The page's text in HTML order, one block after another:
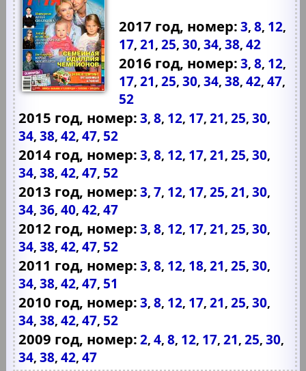
2017 год, номер: 3,8, 12,
17,21,25,30,34,38,42
2016 год, номер: 3,8, 12,
17,21,25,30,34,38,42,47,
52
2015 год, номер: 3,8, 12, 17,21,25,30,
34,38,42,47, 52
2014 год, номер: 3,8, 12, 17,21,25,30,
34,38,42,47, 52
2013 год, номер: 3,7, 12, 17,25,21,30,
34,36,40,42,47
2012 год, номер: 3,8, 12, 17,21,25,30,
34,38,42,47, 52
2011 год, номер: 3,8, 12, 18,21,25,30,
34,38,42,47, 51
2010 год, номер: 3,8, 12, 17,21,25,30,
34,38,42,47, 52
2009 год, номер: 2,4,8, 12, 17,21,25,30,
34,38,42,47